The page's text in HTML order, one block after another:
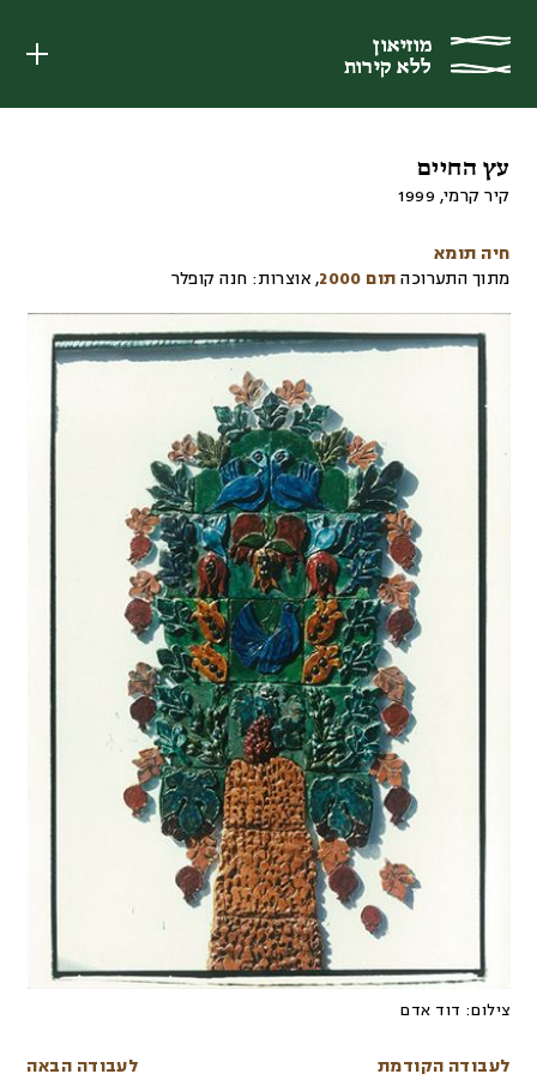
מוזיאון
ללא קירות
מוזיאון
ללא קירות
עץ החיים
קיר קרמי,
1999
חיה תומא
מתוך התערוכה תום 2000 , אוצרות: חנה קופלר
צילום: דוד אדם
לעבודה הקודמת לעבודה הבאה